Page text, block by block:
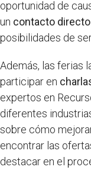
oportunidad de
un contacto directo
posibilidades de
Además, las ferias
participar en
expertos en
diferentes
sobre cómo
encontrar las
destacar en el